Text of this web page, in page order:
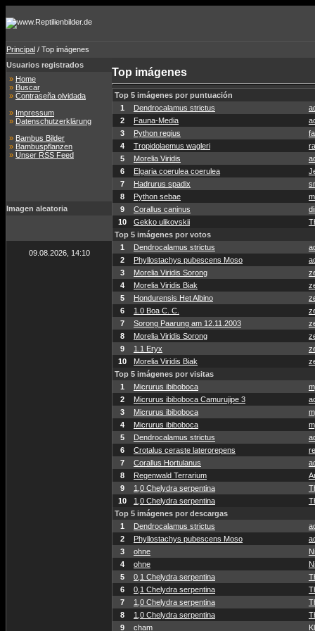
Principal / Top imágenes
Usuarios registrados
» Home
» Buscar
» Contraseña olvidada
» Impressum
» Datenschutzerklärung
» Bambus Bilder
» Bambuspflanzen
» Unser RSS Feed
Imagen aleatoria
09.08.2026, 14:10
Top imágenes
Top 5 imágenes por puntuación
1
Dendrocalamus strictus
2
Fauna-Media
3
Python regius
4
Tropidolaemus wagleri
5
Morelia Viridis
6
Elgaria coerulea coerulea
7
Hadrurus spadix
8
Python sebae
9
Corallus caninus
10
Gekko ulikovskii
Top 5 imágenes por votos
1
Dendrocalamus strictus
2
Phyllostachys pubescens Moso
3
Morelia Viridis Sorong
4
Morelia Viridis Biak
5
Hondurensis Het Albino
6
1.0 Boa C. C.
7
Sorong Paarung am 12.11.2003
8
Morelia Viridis Sorong
9
1.1 Eryx
10
Morelia Viridis Biak
Top 5 imágenes por visitas
1
Micrurus ibiboboca
2
Micrurus ibiboboca Camurujipe 3
3
Micrurus ibiboboca
4
Micrurus ibiboboca
5
Dendrocalamus strictus
6
Crotalus ceraste laterorepens
7
Corallus Hortulanus
8
Regenwald Terrarium
9
1,0 Chelydra serpentina
10
1,0 Chelydra serpentina
Top 5 imágenes por descargas
1
Dendrocalamus strictus
2
Phyllostachys pubescens Moso
3
ohne
4
ohne
5
0,1 Chelydra serpentina
6
0,1 Chelydra serpentina
7
1,0 Chelydra serpentina
8
1,0 Chelydra serpentina
9
cham